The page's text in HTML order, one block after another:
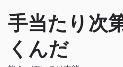
手当たり次
くんだ